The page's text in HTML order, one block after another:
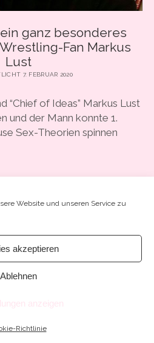
Website und unseren Service zu
akzeptieren
Ablehnen
anzeigen
Richtlinie
INFO Menü
PODCAST-HÖREN
RICHTLINIE (EU)
instagram
youtube
emailspotify
ganz besonderes
Fan Markus
Lust
7. FEBRUAR 2020
“Chief of Ideas” Markus Lust
und der Mann konnte 1.
Sex-Theorien spinnen
by Compete Themes.